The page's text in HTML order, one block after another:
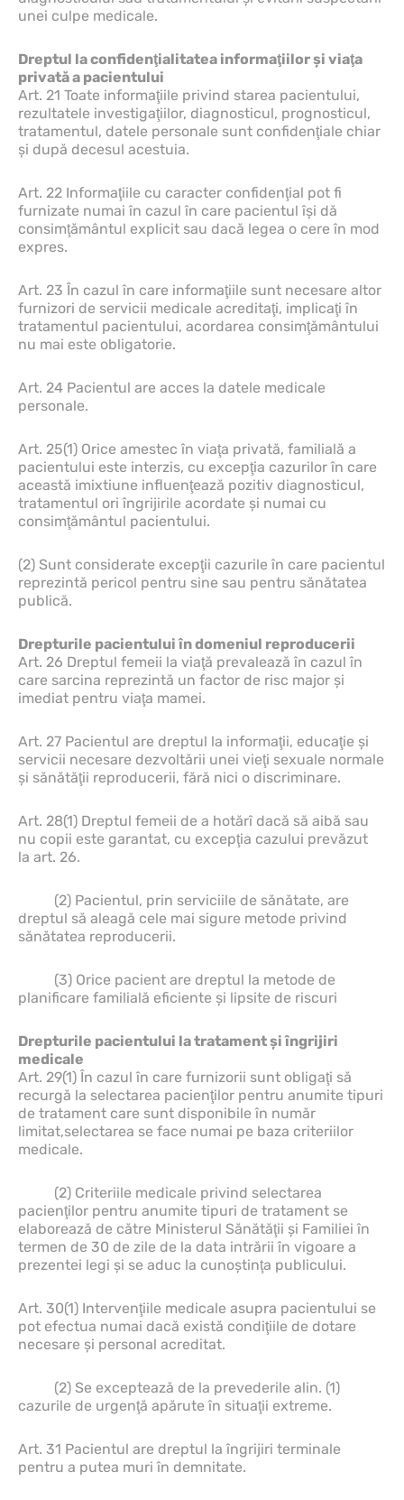
unei culpe medicale.
Dreptul la confidenţialitatea informaţiilor şi viaţa
privată a pacientului
Art. 21 Toate informaţiile privind starea pacientului,
rezultatele investigaţiilor, diagnosticul, prognosticul,
tratamentul, datele personale sunt confidenţiale chiar
şi după decesul acestuia.
Art. 22 Informaţiile cu caracter confidenţial pot fi
furnizate numai în cazul în care pacientul îşi dă
consimţământul explicit sau dacă legea o cere în mod
expres.
Art. 23 În cazul în care informaţiile sunt necesare altor
furnizori de servicii medicale acreditaţi, implicaţi în
tratamentul pacientului, acordarea consimţământului
nu mai este obligatorie.
Art. 24 Pacientul are acces la datele medicale
personale.
Art. 25(1) Orice amestec în viaţa privată, familială a
pacientului este interzis, cu excepţia cazurilor în care
această imixtiune influenţează pozitiv diagnosticul,
tratamentul ori îngrijirile acordate şi numai cu
consimţământul pacientului.
(2) Sunt considerate excepţii cazurile în care pacientul
reprezintă pericol pentru sine sau pentru sănătatea
publică.
Drepturile pacientului în domeniul reproducerii
Art. 26 Dreptul femeii la viaţă prevalează în cazul în
care sarcina reprezintă un factor de risc major şi
imediat pentru viaţa mamei.
Art. 27 Pacientul are dreptul la informaţii, educaţie şi
servicii necesare dezvoltării unei vieţi sexuale normale
şi sănătăţii reproducerii, fără nici o discriminare.
Art. 28(1) Dreptul femeii de a hotărî dacă să aibă sau
nu copii este garantat, cu excepţia cazului prevăzut
la art. 26.
(2) Pacientul, prin serviciile de sănătate, are
dreptul să aleagă cele mai sigure metode privind
sănătatea reproducerii.
(3) Orice pacient are dreptul la metode de
planificare familială eficiente şi lipsite de riscuri
Drepturile pacientului la tratament şi îngrijiri
medicale
Art. 29(1) În cazul în care furnizorii sunt obligaţi să
recurgă la selectarea pacienţilor pentru anumite tipuri
de tratament care sunt disponibile în număr
limitat,selectarea se face numai pe baza criteriilor
medicale.
(2) Criteriile medicale privind selectarea
pacienţilor pentru anumite tipuri de tratament se
elaborează de către Ministerul Sănătăţii şi Familiei în
termen de 30 de zile de la data intrării în vigoare a
prezentei legi şi se aduc la cunoştinţa publicului.
Art. 30(1) Intervenţiile medicale asupra pacientului se
pot efectua numai dacă există condiţiile de dotare
necesare şi personal acreditat.
(2) Se exceptează de la prevederile alin. (1)
cazurile de urgenţă apărute în situaţii extreme.
Art. 31 Pacientul are dreptul la îngrijiri terminale
pentru a putea muri în demnitate.